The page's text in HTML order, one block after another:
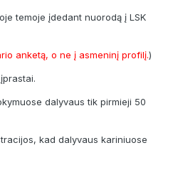
temoje įdedant nuorodą į LSK
anketą, o ne į asmeninį profilį.)
dalyvaus tik pirmieji 50
kad dalyvaus kariniuose